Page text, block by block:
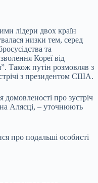
лідери двох країн
низки тем, серед
та
Кореї від
Також путін розмовляв з
з президентом США.
про зустріч
Алясці, – уточнюють
про подальші особисті